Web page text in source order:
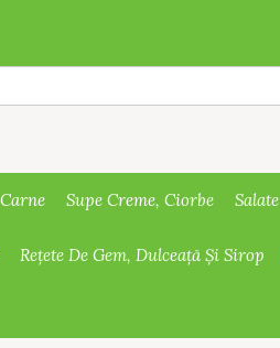
Supe Creme, Ciorbe Salate
Rețete De Gem, Dulceață Și Sirop